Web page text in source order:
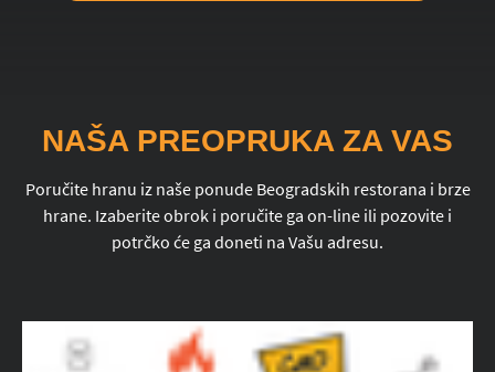
NAŠA PREOPRUKA ZA VAS
Poručite hranu iz naše ponude Beogradskih restorana i brze
hrane. Izaberite obrok i poručite ga on-line ili pozovite i
potrčko će ga doneti na Vašu adresu.